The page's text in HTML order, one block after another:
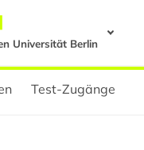
Universität Berlin
Test-Zugänge